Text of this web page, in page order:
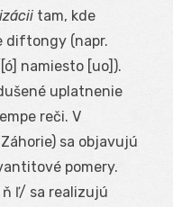
tam, kde
diftongy (napr.
namiesto [uo]).
uplatnenie
reči. V
sa objavujú
pomery.
ľ/ sa realizujú